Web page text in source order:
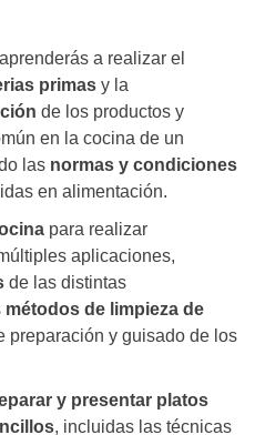
a realizar el
primas y la
de los productos y
en la cocina de un
las normas y condiciones
en alimentación.
para realizar
aplicaciones,
de las distintas
métodos de limpieza de
preparación y guisado de los
y presentar platos
, incluidas las técnicas